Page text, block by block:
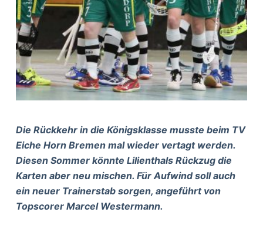
Die Rückkehr in die Königsklasse musste beim TV
Eiche Horn Bremen mal wieder vertagt werden.
Diesen Sommer könnte Lilienthals Rückzug die
Karten aber neu mischen. Für Aufwind soll auch
ein neuer Trainerstab sorgen, angeführt von
Topscorer Marcel Westermann.